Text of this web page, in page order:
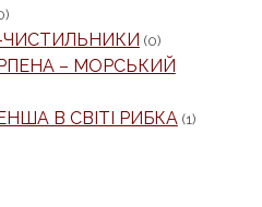
ЧИСТИЛЬНИКИ (0)
– МОРСЬКИЙ
В СВІТІ РИБКА(1)